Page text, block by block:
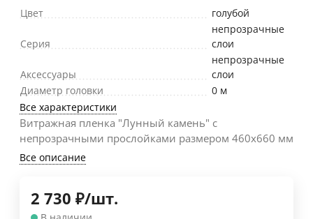
Цвет голубой
Серия
непрозрачные
слои
Аксессуары
непрозрачные
слои
Диаметр головки
0 м
Все характеристики
Витражная пленка "Лунный камень" с
непрозрачными прослойками размером 460х660 мм
Все описание
2 730 ₽/шт.